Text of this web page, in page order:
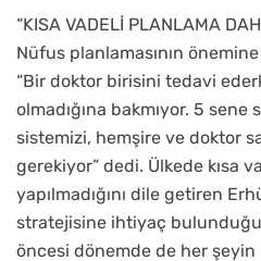
“KISA VADELİ PLANLAMA
Nüfus planlamasının
“Bir doktor birisini tedavi
olmadığına bakmıyor. 5
sistemizi, hemşire ve doktor
gerekiyor” dedi. Ülkede kısa
yapılmadığını dile getiren
stratejisine ihtiyaç
öncesi dönemde de her şeyin